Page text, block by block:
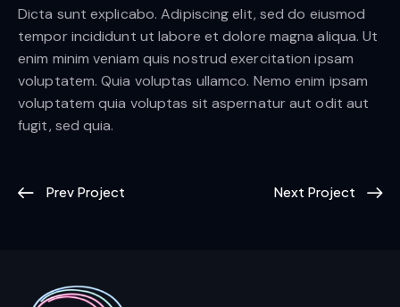
Dicta sunt explicabo. Adipiscing elit, sed do eiusmod
tempor incididunt ut labore et dolore magna aliqua. Ut
enim minim veniam quis nostrud exercitation ipsam
voluptatem. Quia voluptas ullamco. Nemo enim ipsam
voluptatem quia voluptas sit aspernatur aut odit aut
fugit, sed quia.
Prev Project Next Project